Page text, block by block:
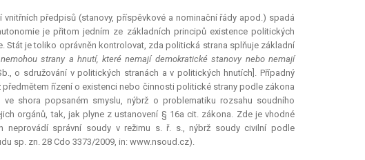
vnitřních předpisů (stanovy, příspěvkové a nominační řády apod.) spadá
je přitom jedním ze základních principů existence politických
Stát je toliko oprávněn kontrolovat, zda politická strana splňuje základní
strany a hnutí, které nemají demokratické stanovy nebo nemají
o sdružování v politických stranách a v politických hnutích]. Případný
řízení o existenci nebo činnosti politické strany podle zákona
shora popsaném smyslu, nýbrž o problematiku rozsahu soudního
orgánů, tak, jak plyne z ustanovení § 16a cit. zákona. Zde je vhodné
neprovádí správní soudy v režimu s. ř. s., nýbrž soudy civilní podle
sp. zn. 28 Cdo 3373/2009, in: www.nsoud.cz).